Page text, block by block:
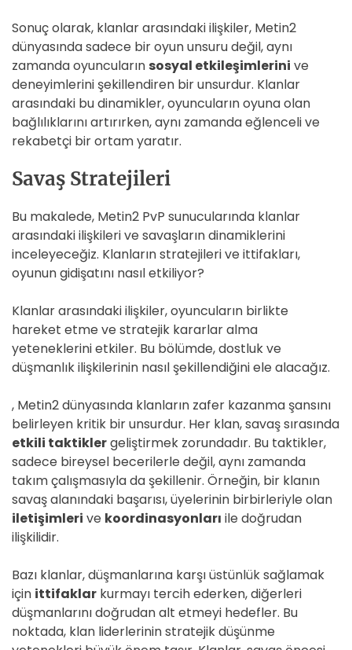
Sonuç olarak, klanlar arasındaki ilişkiler, Metin2
dünyasında sadece bir oyun unsuru değil, aynı
zamanda oyuncuların sosyal etkileşimlerini ve
deneyimlerini şekillendiren bir unsurdur. Klanlar
arasındaki bu dinamikler, oyuncuların oyuna olan
bağlılıklarını artırırken, aynı zamanda eğlenceli ve
rekabetçi bir ortam yaratır.
Savaş Stratejileri
Bu makalede, Metin2 PvP sunucularında klanlar
arasındaki ilişkileri ve savaşların dinamiklerini
inceleyeceğiz. Klanların stratejileri ve ittifakları,
oyunun gidişatını nasıl etkiliyor?
Klanlar arasındaki ilişkiler, oyuncuların birlikte
hareket etme ve stratejik kararlar alma
yeteneklerini etkiler. Bu bölümde, dostluk ve
düşmanlık ilişkilerinin nasıl şekillendiğini ele alacağız.
, Metin2 dünyasında klanların zafer kazanma şansını
belirleyen kritik bir unsurdur. Her klan, savaş sırasında
etkili taktiklergeliştirmek zorundadır. Bu taktikler,
sadece bireysel becerilerle değil, aynı zamanda
takım çalışmasıyla da şekillenir. Örneğin, bir klanın
savaş alanındaki başarısı, üyelerinin birbirleriyle olan
iletişimleri ve koordinasyonları ile doğrudan
ilişkilidir.
Bazı klanlar, düşmanlarına karşı üstünlük sağlamak
için ittifaklar kurmayı tercih ederken, diğerleri
düşmanlarını doğrudan alt etmeyi hedefler. Bu
noktada, klan liderlerinin stratejik düşünme